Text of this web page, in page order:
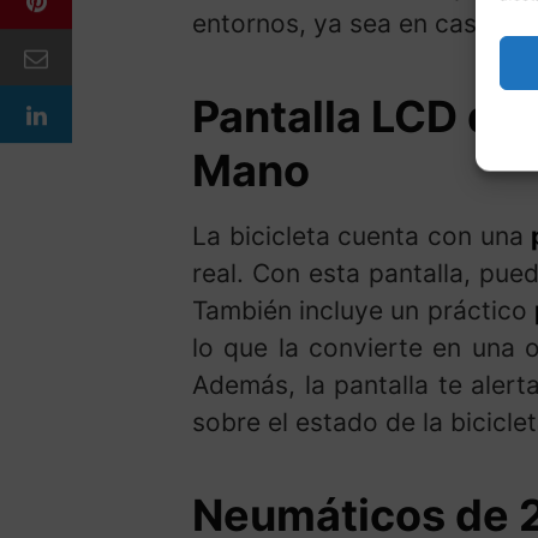
entornos, ya sea en casa,
Pantalla LCD
Mano
La bicicleta cuenta con una
real. Con esta pantalla,
También incluye un práctico
lo que la convierte en una
Además, la pantalla te
sobre el estado de la
Neumáticos de